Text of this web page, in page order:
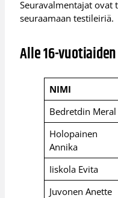
Seuravalmentajat ovat
seuraamaan testileiriä.
Alle 16-
NIMI
Bedretdin Meral
Holopainen
Annika
Iiskola Evita
Juvonen Anette